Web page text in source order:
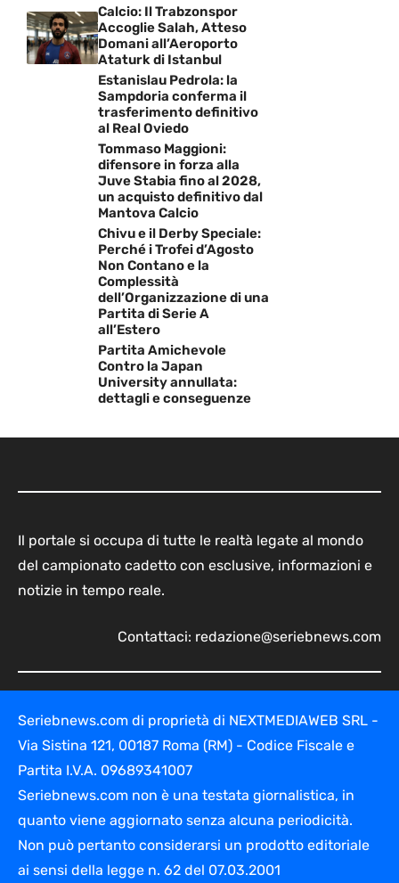
Calcio: Il Trabzonspor
Accoglie Salah, Atteso
Domani all’Aeroporto
Ataturk di Istanbul
Estanislau Pedrola: la
Sampdoria conferma il
trasferimento definitivo
al Real Oviedo
Tommaso Maggioni:
difensore in forza alla
Juve Stabia fino al 2028,
un acquisto definitivo dal
Mantova Calcio
Chivu e il Derby Speciale:
Perché i Trofei d’Agosto
Non Contano e la
Complessità
dell’Organizzazione di una
Partita di Serie A
all’Estero
Partita Amichevole
Contro la Japan
University annullata:
dettagli e conseguenze
Il portale si occupa di tutte le realtà legate al mondo
del campionato cadetto con esclusive, informazioni e
notizie in tempo reale.
Contattaci: redazione@seriebnews.com
Seriebnews.com di proprietà di NEXTMEDIAWEB SRL -
Via Sistina 121, 00187 Roma (RM) - Codice Fiscale e
Partita I.V.A. 09689341007
Seriebnews.com non è una testata giornalistica, in
quanto viene aggiornato senza alcuna periodicità.
Non può pertanto considerarsi un prodotto editoriale
ai sensi della legge n. 62 del 07.03.2001